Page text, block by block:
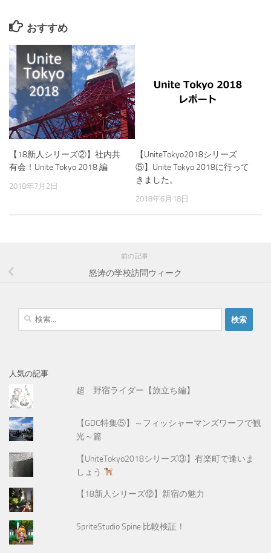
おすすめ
【18新人シリーズ②】社内共
有会！Unite Tokyo 2018 編
2018年7月2日
【UniteTokyo2018シリーズ
⑤】Unite Tokyo 2018に行って
きました。
2018年6月18日
前の記事
怒涛の学校訪問ウィーク
検
人気の記事
超 野宿ライダー【旅立ち編】
【GDC特集⑤】～フィッシャーマンズワーフで観
光～篇
【UniteTokyo2018シリーズ③】有楽町で逢いま
しょう
【18新人シリーズ⑫】新宿の魅力
SpriteStudio Spine 比較検証！